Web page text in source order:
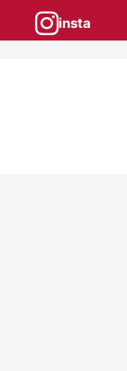
insta